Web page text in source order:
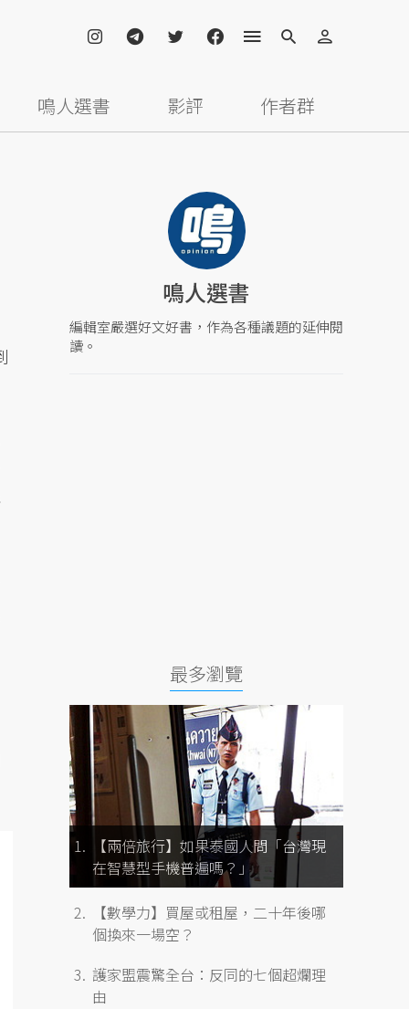
鳴人選書 影評 作者群
鳴人選書
編輯室嚴選好文好書，作為各種議題的延伸閱
讀。
最多瀏覽
【兩倍旅行】如果泰國人問「台灣現
在智慧型手機普遍嗎？」
【數學力】買屋或租屋，二十年後哪
個換來一場空？
護家盟震驚全台：反同的七個超爛理
由